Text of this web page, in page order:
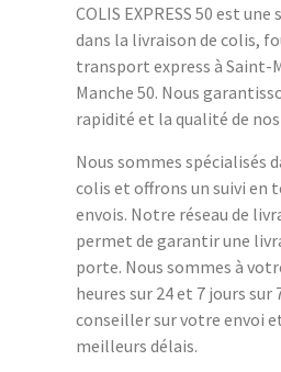
COLIS EXPRESS 50 est
dans la livraison de colis,
transport express à
Manche 50. Nous
rapidité et la qualité de nos
Nous sommes spécialisés
colis et offrons un suivi en
envois. Notre réseau de
permet de garantir une
porte. Nous sommes à
heures sur 24 et 7 jours sur
conseiller sur votre envoi
meilleurs délais.